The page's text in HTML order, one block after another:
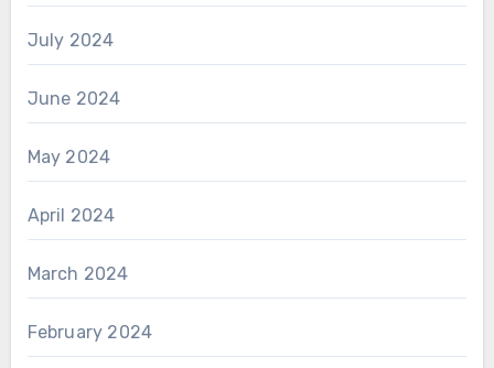
July 2024
June 2024
May 2024
April 2024
March 2024
February 2024